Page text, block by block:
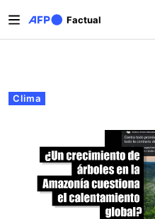
Factual
Solapas
Clima